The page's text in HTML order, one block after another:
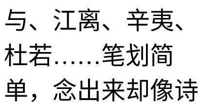
与、江离、辛夷、
杜若……笔划简
单，念出来却像诗